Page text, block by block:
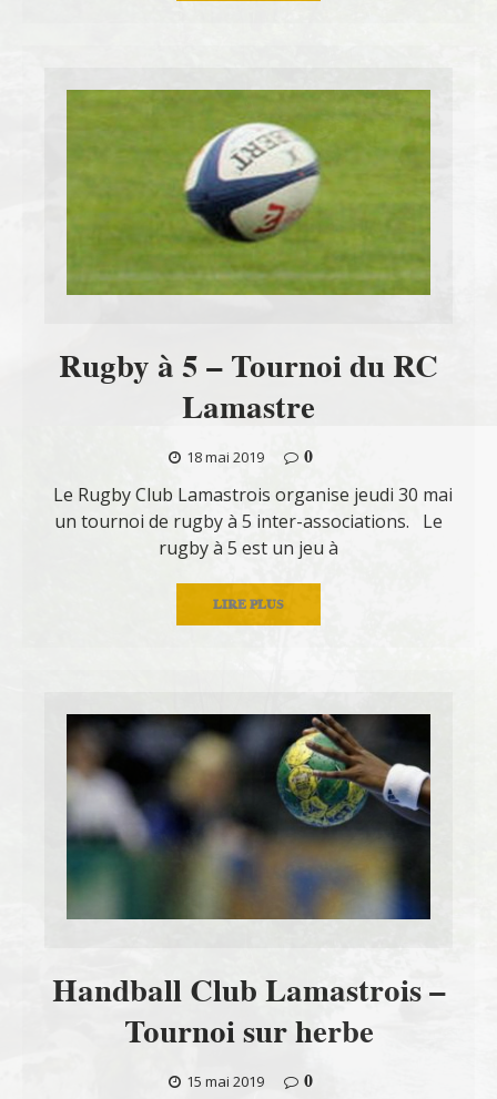
Rugby à 5 – Tournoi du RC
Lamastre
18 mai 2019
0
Le Rugby Club Lamastrois organise jeudi 30 mai
un tournoi de rugby à 5 inter-associations. Le
rugby à 5 est un jeu à
LIRE PLUS
Handball Club Lamastrois –
Tournoi sur herbe
15 mai 2019
0